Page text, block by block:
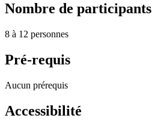
Nombre de participants
8 à 12 personnes
Pré-requis
Aucun prérequis
Accessibilité